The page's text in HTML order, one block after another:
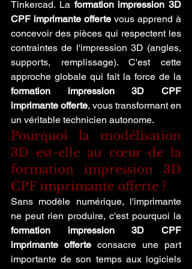
Tinkercad. La formation impression 3D
CPF imprimante offerte vous apprend à
concevoir des pièces qui respectent les
contraintes de l'impression 3D (angles,
supports, remplissage). C'est cette
formation impression 3D CPF
imprimante offerte, vous transformant en
un véritable technicien autonome.
Pourquoi la modélisation
3D est-elle au cœur de la
formation impression 3D
CPF imprimante offerte ?
Sans modèle numérique, l'imprimante
formation impression 3D CPF
imprimante offerte consacre une part
importante de son temps aux logiciels